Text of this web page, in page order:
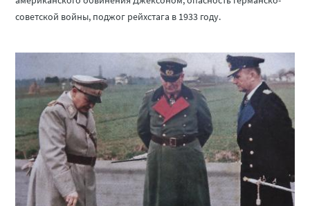
советской войны, поджог рейхстага в 1933 году.